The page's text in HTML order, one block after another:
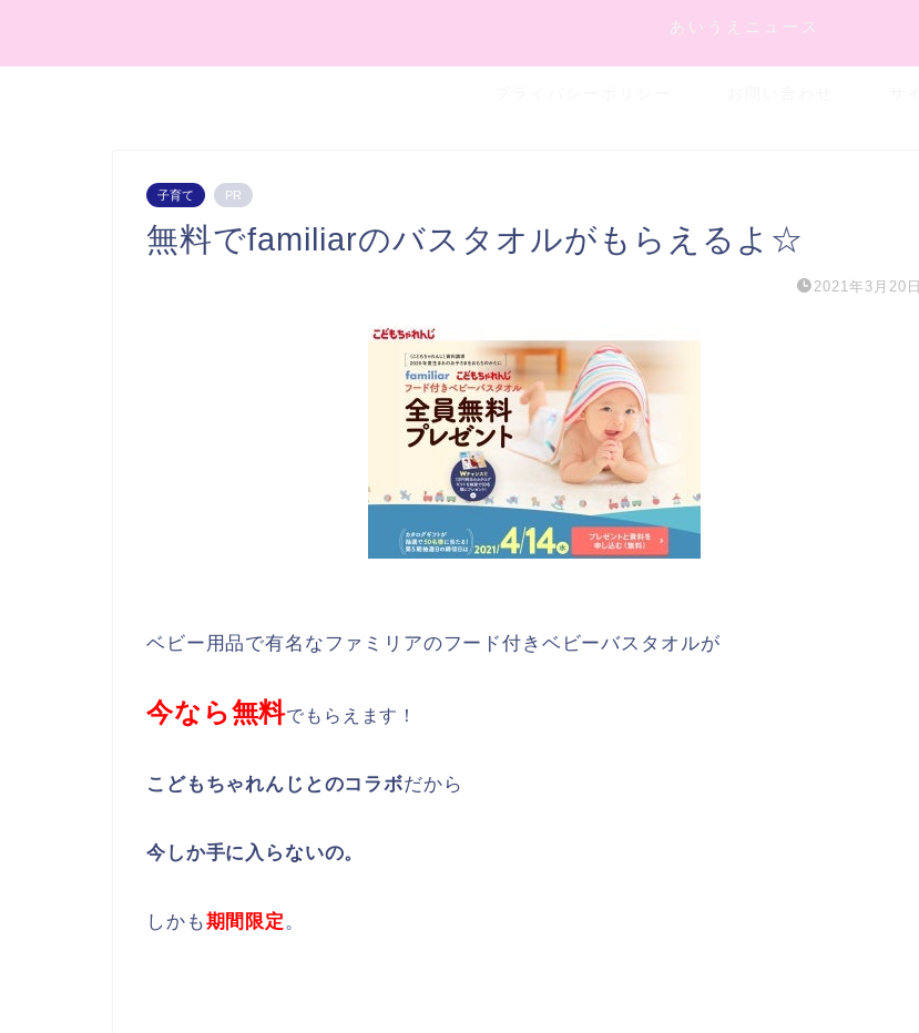
あいうえニュース
子育て PR
無料でfamiliarのバスタオルがもらえるよ☆
2021年3月20日
ベビー用品で有名なファミリアのフード付きベビーバスタオルが
今なら無料でもらえます！
こどもちゃれんじとのコラボだから
今しか手に入らないの。
しかも期間限定。